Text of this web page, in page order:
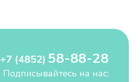
+7 (4852) 58-88-28
Подписывайтесь на нас: